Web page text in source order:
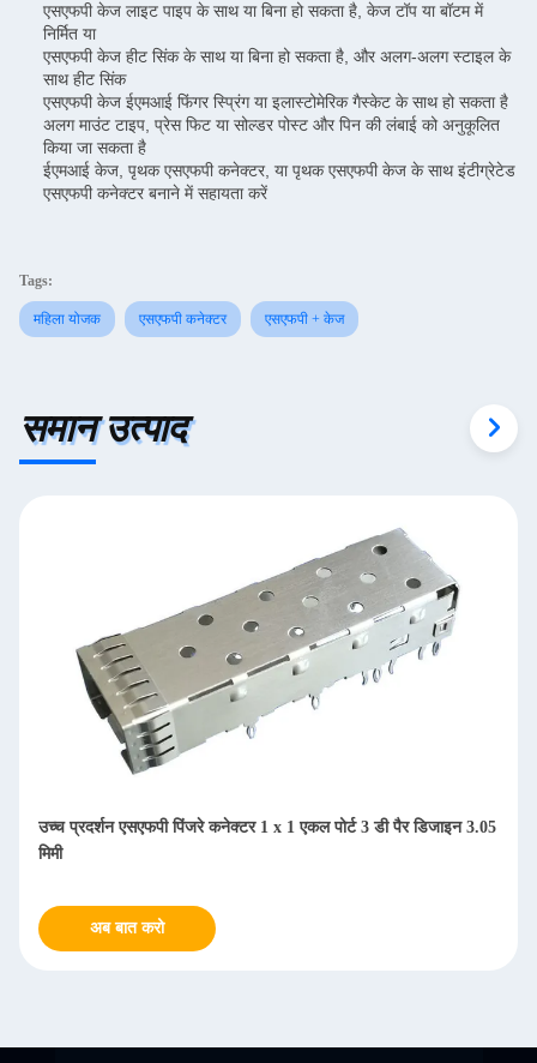
एसएफपी केज लाइट पाइप के साथ या बिना हो सकता है, केज टॉप या बॉटम में
निर्मित या
एसएफपी केज हीट सिंक के साथ या बिना हो सकता है, और अलग-अलग स्टाइल के
साथ हीट सिंक
एसएफपी केज ईएमआई फिंगर स्प्रिंग या इलास्टोमेरिक गैस्केट के साथ हो सकता है
अलग माउंट टाइप, प्रेस फिट या सोल्डर पोस्ट और पिन की लंबाई को अनुकूलित
किया जा सकता है
ईएमआई केज, पृथक एसएफपी कनेक्टर, या पृथक एसएफपी केज के साथ इंटीग्रेटेड
एसएफपी कनेक्टर बनाने में सहायता करें
Tags:
महिला योजक एसएफपी कनेक्टर एसएफपी + केज
समान उत्पाद
उच्च प्रदर्शन एसएफपी पिंजरे कनेक्टर 1 x 1 एकल पोर्ट 3 डी पैर डिजाइन 3.05
मिमी
अब बात करो